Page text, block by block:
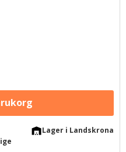
warehouseLager i Landskrona